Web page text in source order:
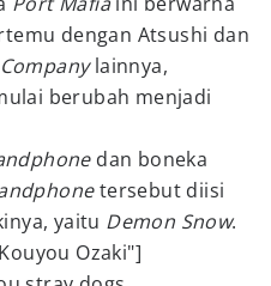
dengan Atsushi dan
lainnya,
berubah menjadi
dan boneka
tersebut diisi
yaitu Demon Snow.
Ozaki"]